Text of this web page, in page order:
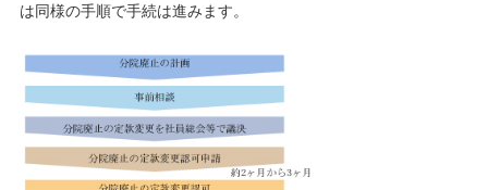
は同様の手順で手続は進みます。